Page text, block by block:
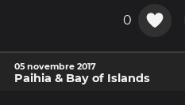
0
05 novembre 2017
Paihia & Bay of Islands